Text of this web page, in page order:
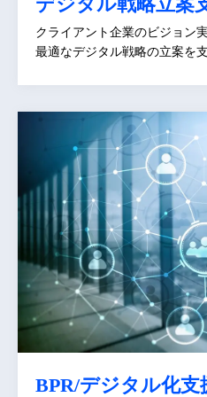
クライアント企業のビジョン
最適なデジタル戦略の立案を
BPR/デジタル化支